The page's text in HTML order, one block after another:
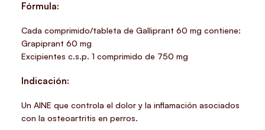
Fórmula:
Cada comprimido/tableta de Galliprant 60 mg contiene:
Grapiprant 60 mg
Excipientes c.s.p. 1 comprimido de 750 mg
Indicación:
Un AINE que controla el dolor y la inflamación asociados
con la osteoartritis en perros.